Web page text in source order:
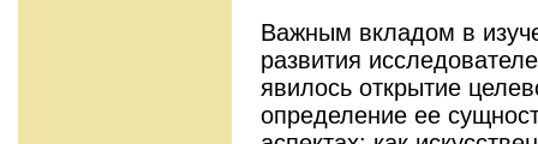
Важным вкладом в
развития
явилось открытие
определение ее